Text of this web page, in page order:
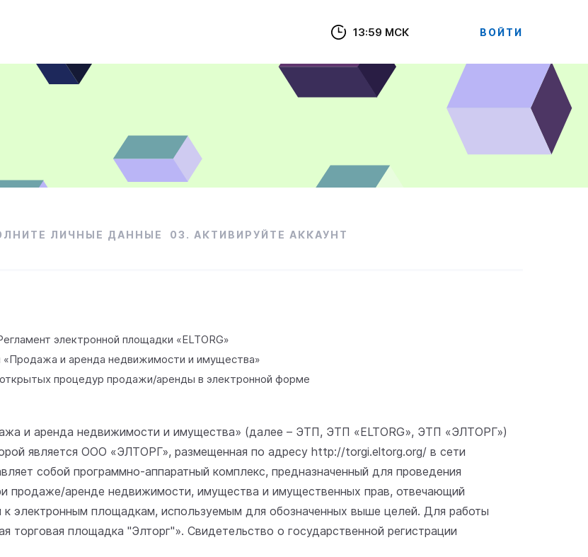
13:59 МСК ВОЙТИ
ЛИЧНЫЕ ДАННЫЕ 03. АКТИВИРУЙТЕ АККАУНТ
электронной площадки «ELTORG»
«Продажа и аренда недвижимости и имущества»
процедур продажи/аренды в электронной форме
и аренда недвижимости и имущества» (далее – ЭТП, ЭТП «ELTORG», ЭТП «ЭЛТОРГ»)
является ООО «ЭЛТОРГ», размещенная по адресу http://torgi.eltorg.org/ в сети
собой программно-аппаратный комплекс, предназначенный для проведения
продаже/аренде недвижимости, имущества и имущественных прав, отвечающий
электронным площадкам, используемым для обозначенных выше целей. Для работы
площадка "Элторг"». Свидетельство о государственной регистрации